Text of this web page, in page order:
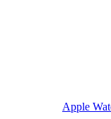
Apple